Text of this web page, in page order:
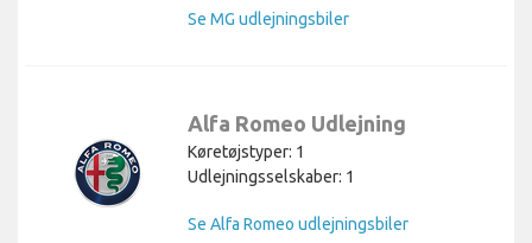
Se MG udlejningsbiler
Alfa Romeo Udlejning
Køretøjstyper: 1
Udlejningsselskaber: 1
Se Alfa Romeo udlejningsbiler